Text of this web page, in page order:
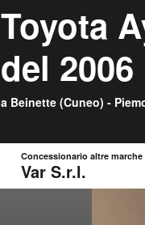
Toyota
del
a Beinette (Cuneo) -
Concessionario altre marche
Var S.r.l.